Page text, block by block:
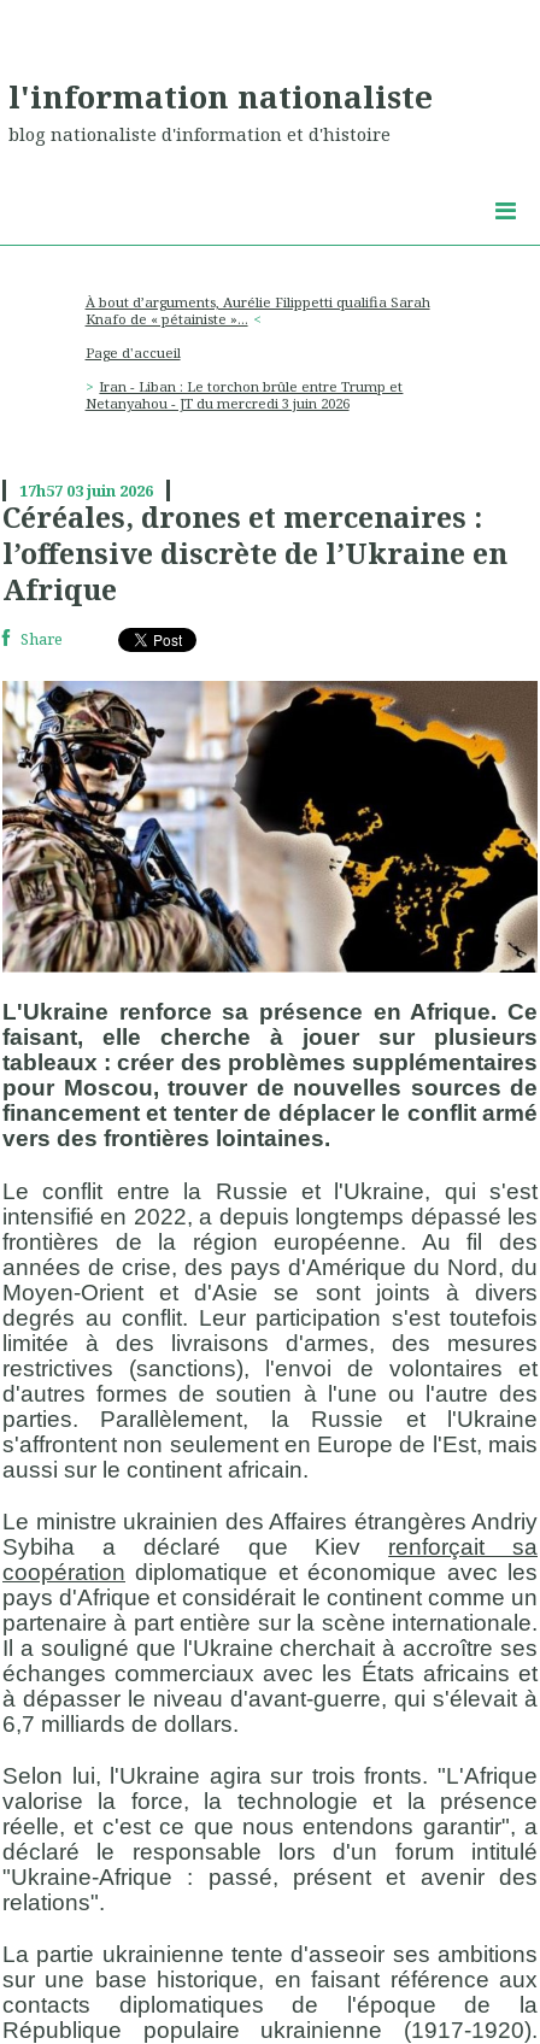
l'information nationaliste
blog nationaliste d'information et d'histoire
À bout d’arguments, Aurélie Filippetti qualifia Sarah
Knafo de « pétainiste »…
Page d'accueil
Iran - Liban : Le torchon brûle entre Trump et
Netanyahou - JT du mercredi 3 juin 2026
17h57 03juin 2026
Céréales, drones et mercenaires :
l’offensive discrète de l’Ukraine en
Afrique
Share
L'Ukraine renforce sa présence en Afrique. Ce
faisant, elle cherche à jouer sur plusieurs
tableaux : créer des problèmes supplémentaires
pour Moscou, trouver de nouvelles sources de
financement et tenter de déplacer le conflit armé
vers des frontières lointaines.
Le conflit entre la Russie et l'Ukraine, qui s'est
intensifié en 2022, a depuis longtemps dépassé les
frontières de la région européenne. Au fil des
années de crise, des pays d'Amérique du Nord, du
Moyen-Orient et d'Asie se sont joints à divers
degrés au conflit. Leur participation s'est toutefois
limitée à des livraisons d'armes, des mesures
restrictives (sanctions), l'envoi de volontaires et
d'autres formes de soutien à l'une ou l'autre des
parties. Parallèlement, la Russie et l'Ukraine
s'affrontent non seulement en Europe de l'Est, mais
aussi sur le continent africain.
Le ministre ukrainien des Affaires étrangères Andriy
Sybiha a déclaré que Kiev renforçait sa
coopération diplomatique et économique avec les
pays d'Afrique et considérait le continent comme un
partenaire à part entière sur la scène internationale.
Il a souligné que l'Ukraine cherchait à accroître ses
échanges commerciaux avec les États africains et
à dépasser le niveau d'avant-guerre, qui s'élevait à
6,7 milliards de dollars.
Selon lui, l'Ukraine agira sur trois fronts. "L'Afrique
valorise la force, la technologie et la présence
réelle, et c'est ce que nous entendons garantir", a
déclaré le responsable lors d'un forum intitulé
"Ukraine-Afrique : passé, présent et avenir des
relations".
La partie ukrainienne tente d'asseoir ses ambitions
sur une base historique, en faisant référence aux
contacts diplomatiques de l'époque de la
République populaire ukrainienne (1917-1920).